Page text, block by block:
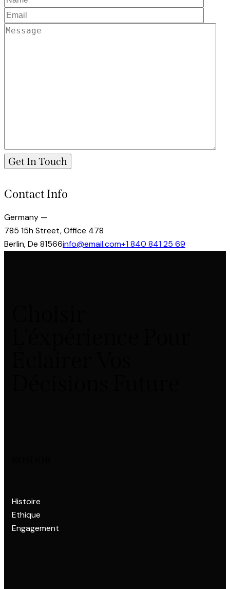
Contact Info
Germany —
785 15h Street, Office 478
Berlin, De 81566info@email.com+1 840 841 25 69
Histoire
Ethique
Engagement